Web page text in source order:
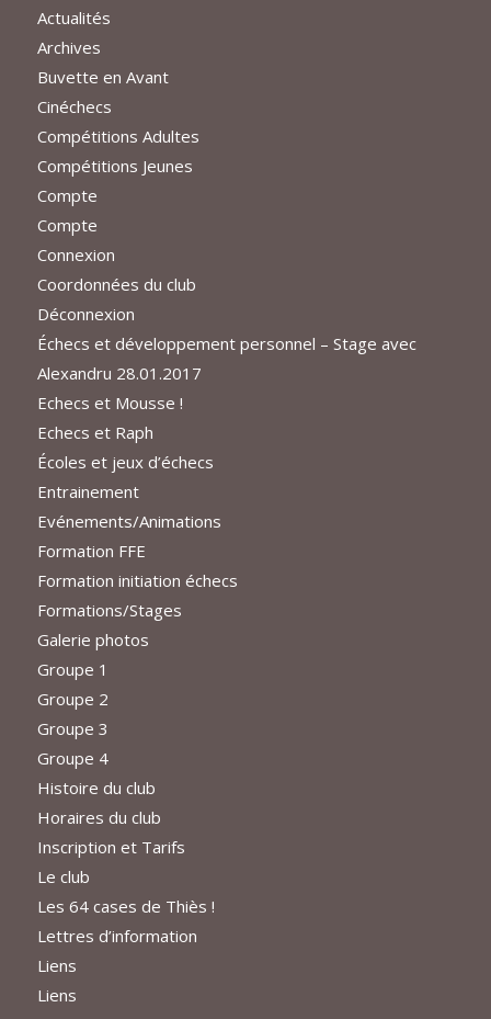
Actualités
Archives
Buvette en Avant
Cinéchecs
Compétitions Adultes
Compétitions Jeunes
Compte
Compte
Connexion
Coordonnées du club
Déconnexion
Échecs et développement personnel – Stage avec
Alexandru 28.01.2017
Echecs et Mousse !
Echecs et Raph
Écoles et jeux d’échecs
Entrainement
Evénements/Animations
Formation FFE
Formation initiation échecs
Formations/Stages
Galerie photos
Groupe 1
Groupe 2
Groupe 3
Groupe 4
Histoire du club
Horaires du club
Inscription et Tarifs
Le club
Les 64 cases de Thiès !
Lettres d’information
Liens
Liens